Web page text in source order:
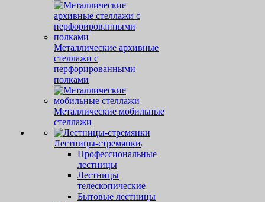
Металлические архивные
стеллажи с
перфорированными
полками
Металлические мобильные
стеллажи
Лестницы-стремянки
Профессиональные
лестницы
Лестницы
телескопические
Бытовые лестницы